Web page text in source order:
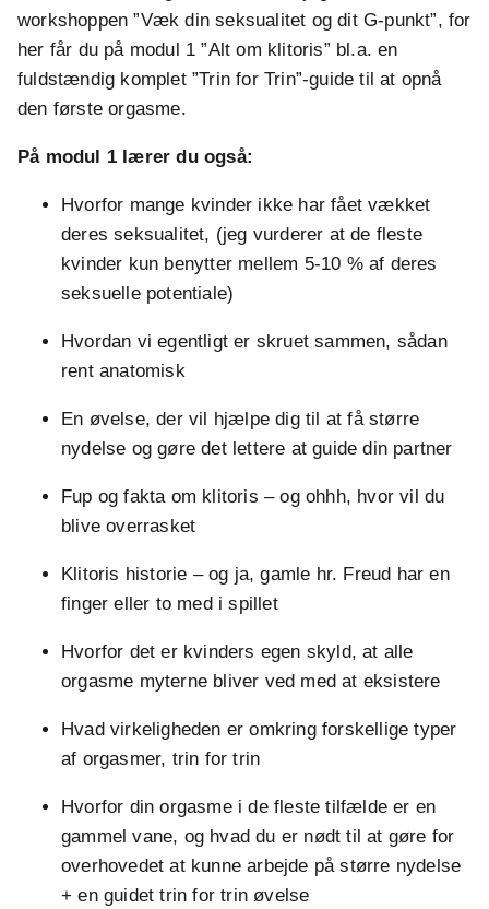
workshoppen ”Væk din seksualitet og dit G-punkt”, for
her får du på modul 1 ”Alt om klitoris” bl.a. en
fuldstændig komplet ”Trin for Trin”-guide til at opnå
den første orgasme.
På modul 1 lærer du også:
Hvorfor mange kvinder ikke har fået vækket
deres seksualitet, (jeg vurderer at de fleste
kvinder kun benytter mellem 5-10 % af deres
seksuelle potentiale)
Hvordan vi egentligt er skruet sammen, sådan
rent anatomisk
En øvelse, der vil hjælpe dig til at få større
nydelse og gøre det lettere at guide din partner
Fup og fakta om klitoris – og ohhh, hvor vil du
blive overrasket
Klitoris historie – og ja, gamle hr. Freud har en
finger eller to med i spillet
Hvorfor det er kvinders egen skyld, at alle
orgasme myterne bliver ved med at eksistere
Hvad virkeligheden er omkring forskellige typer
af orgasmer, trin for trin
Hvorfor din orgasme i de fleste tilfælde er en
gammel vane, og hvad du er nødt til at gøre for
overhovedet at kunne arbejde på større nydelse
+ en guidet trin for trin øvelse